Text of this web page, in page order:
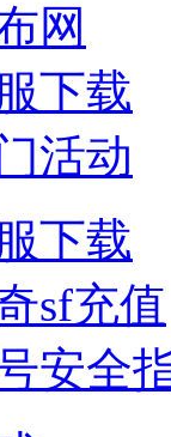
网
下载
活动
下载
sf充值
安全